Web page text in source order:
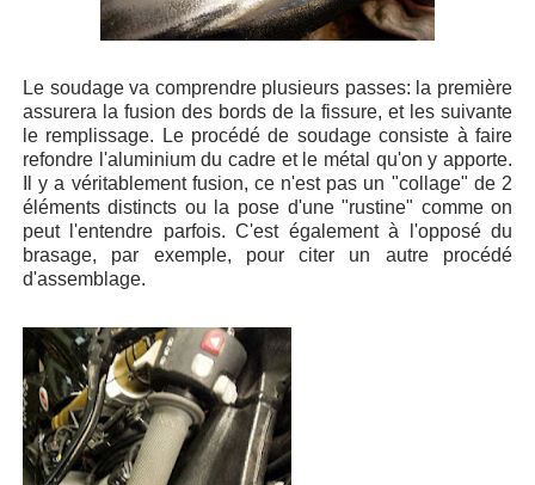
Le soudage va comprendre plusieurs passes: la première
assurera la fusion des bords de la fissure, et les suivante
le remplissage. Le procédé de soudage consiste à faire
refondre l'aluminium du cadre et le métal qu'on y apporte.
Il y a véritablement fusion, ce n'est pas un "collage" de 2
éléments distincts ou la pose d'une "rustine" comme on
peut l'entendre parfois. C'est également à l'opposé du
brasage, par exemple, pour citer un autre procédé
d'assemblage.